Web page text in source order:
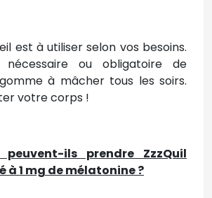
est à utiliser selon vos besoins.
ou obligatoire de
à mâcher tous les soirs.
votre corps !
ils prendre ZzzQuil
à 1 mg de mélatonine ?